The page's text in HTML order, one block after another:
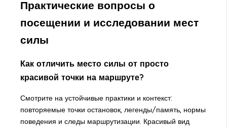
Практические вопросы о
посещении и исследовании мест
силы
Как отличить место силы от просто
красивой точки на маршруте?
Смотрите на устойчивые практики и контекст:
повторяемые точки остановок, легенды/память, нормы
поведения и следы маршрутизации. Красивый вид